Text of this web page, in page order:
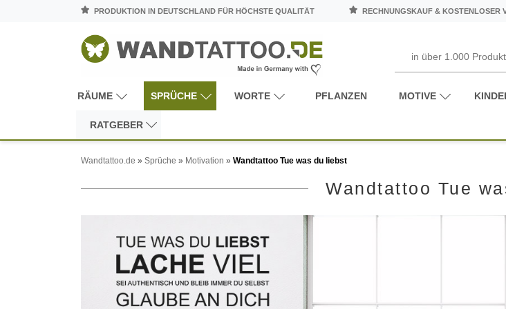
PRODUKTION IN DEUTSCHLAND FÜR HÖCHSTE QUALITÄT RECHNUNGSKAUF & KOSTENLOSER
RÄUME SPRÜCHE WORTE PFLANZEN MOTIVE
RATGEBER
Wandtattoo.de » Sprüche » Motivation » Wandtattoo Tue was du liebst
Wandtattoo Tue